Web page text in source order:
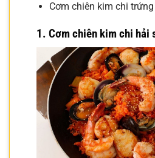
Cơm chiên kim chi
1. Cơm chiên kim chi hải